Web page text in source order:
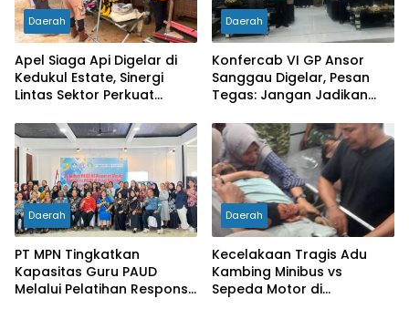
Daerah
Apel Siaga Api Digelar di
Kedukul Estate, Sinergi
Lintas Sektor Perkuat
Mukok
Daerah
Konfercab VI GP Ansor
Sanggau Digelar, Pesan
Tegas: Jangan Jadikan
Kejar Jabatan
Daerah
PT MPN Tingkatkan
Kapasitas Guru PAUD
Melalui Pelatihan Responsif
Daerah
Kecelakaan Tragis Adu
Kambing Minibus vs
Sepeda Motor di